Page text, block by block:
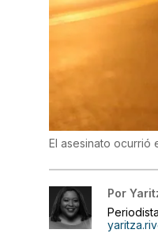
El asesinato ocurrió
Por